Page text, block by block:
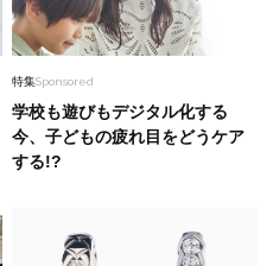
特集Sponsored
学校も遊びもデジタル化する
今、子どもの疲れ目をどうケア
する!?